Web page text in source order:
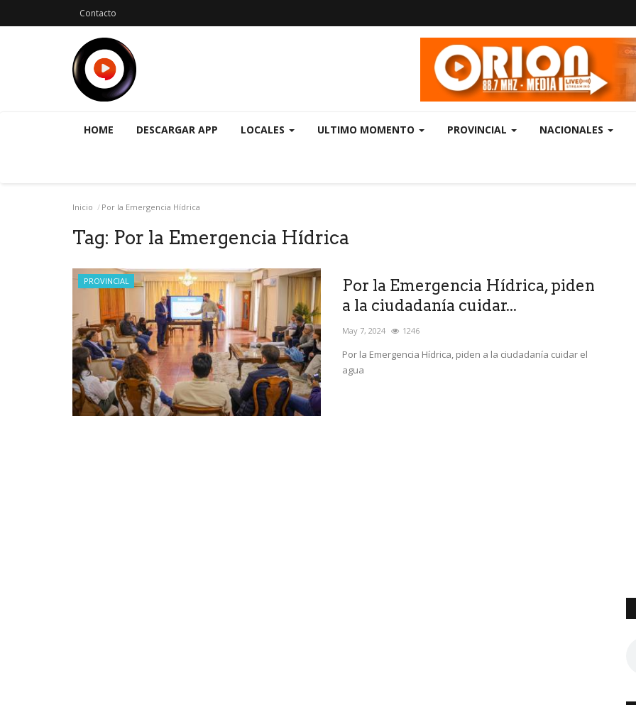
Contacto
HOME DESCARGAR APP LOCALES ULTIMO MOMENTO PROVINCIAL NACIONALES
Inicio Por la Emergencia Hídrica
Tag: Por la Emergencia Hídrica
PROVINCIAL
Por la Emergencia Hídrica, piden
a la ciudadanía cuidar...
May 7, 2024 1246
Por la Emergencia Hídrica, piden a la ciudadanía cuidar el
agua